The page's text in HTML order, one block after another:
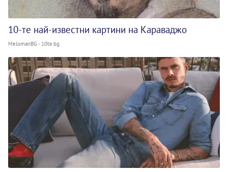
10-те най-известни картини на Караваджо
MelomanBG - 10te.bg